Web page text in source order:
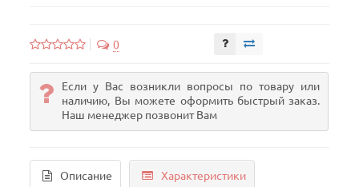
0
Если у Вас возникли вопросы по товару или
наличию, Вы можете оформить быстрый заказ.
Наш менеджер позвонит Вам
Описание Характеристики